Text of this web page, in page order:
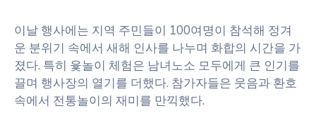
이날 행사에는 지역 주민들이 100여명이 참석해 정겨
운 분위기 속에서 새해 인사를 나누며 화합의 시간을 가
졌다. 특히 윷놀이 체험은 남녀노소 모두에게 큰 인기를
끌며 행사장의 열기를 더했다. 참가자들은 웃음과 환호
속에서 전통놀이의 재미를 만끽했다.